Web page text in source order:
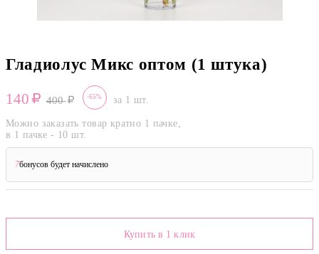
Гладиолус Микс оптом (1 штука)
140 400 -65% за 1 шт.
Можно заказать товар кратно 1 пачке,
в 1 пачке - 10 шт.
7бонусов будет начислено
Купить в 1 клик